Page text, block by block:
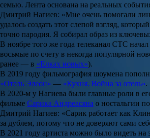
семью. Лента основана на реальных
Дмитрий Нагиев: «Мне очень помогали
удалось создать этот слепой взгляд,
точно пародия. Я собирал образ из
В ноябре того же года телеканал СТС начал
восьмые по счету в некогда популярной
ранее — в «Елках новых»).
В 2019 году фильмография шоумена
«Отель Элеон» — «Кухня. Война за отель».
В 2020-м у Нагиева были главные роли в
фильме Сарика Андреасяна о ностальгии
Дмитрий Нагиев: «Сарик работает как
за дублем, потому что не доверяют сами
В 2021 году артиста можно было видеть на